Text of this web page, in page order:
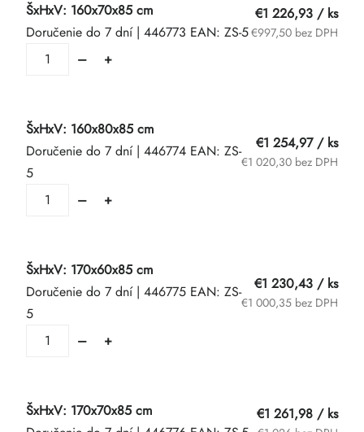
ŠxHxV: 160x70x85 cm
Doručenie do 7 dní | 446773 EAN: ZS-5
€1 226,93 / ks
€997,50 bez DPH
ŠxHxV: 160x80x85 cm
Doručenie do 7 dní | 446774 EAN: ZS-
5
€1 254,97 / ks
€1 020,30 bez DPH
ŠxHxV: 170x60x85 cm
Doručenie do 7 dní | 446775 EAN: ZS-
5
€1 230,43 / ks
€1 000,35 bez DPH
ŠxHxV: 170x70x85 cm
€1 261,98 / ks